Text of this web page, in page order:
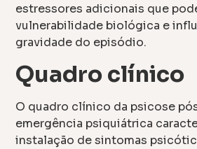
estressores adicionais que
vulnerabilidade biológica e
gravidade do episódio.
Quadro clínico
O quadro clínico da psicose
emergência psiquiátrica
instalação de sintomas